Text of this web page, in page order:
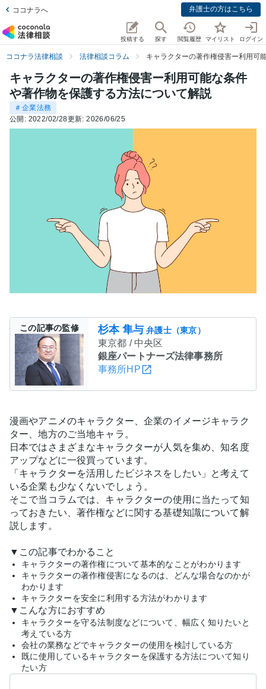
ココナラへ 弁護士の方はこちら
投稿する 探す 閲覧履歴 マイリスト ログイン
ココナラ法律相談 法律相談コラム キャラクターの著作権侵害ー利用可
キャラクターの著作権侵害ー利用可能な条件
や著作物を保護する方法について解説
＃企業法務
公開: 2022/02/28更新:2026/06/25
この記事の監修 杉本 隼与 弁護士（東京）
東京都 / 中央区
銀座パートナーズ法律事務所
事務所HP
漫画やアニメのキャラクター、企業のイメージキャラク
ター、地方のご当地キャラ。
日本ではさまざまなキャラクターが人気を集め、知名度
アップなどに一役買っています。
「キャラクターを活用したビジネスをしたい」と考えて
いる企業も少なくないでしょう。
そこで当コラムでは、キャラクターの使用に当たって知
っておきたい、著作権などに関する基礎知識について解
説します。
▼この記事でわかること
キャラクターの著作権について基本的なことがわかります
キャラクターの著作権侵害になるのは、どんな場合なのかが
わかります
キャラクターを安全に利用する方法がわかります
▼こんな方におすすめ
キャラクターを守る法制度などについて、幅広く知りたいと
考えている方
会社の業務などでキャラクターの使用を検討している方
既に使用しているキャラクターを保護する方法について知り
たい方